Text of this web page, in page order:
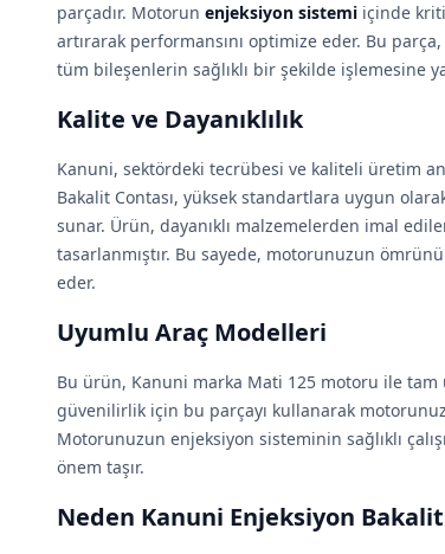
parçadır. Motorun enjeksiyon sistemi içinde
artırarak performansını optimize eder. Bu
tüm bileşenlerin sağlıklı bir şekilde işlemesine
Kalite ve Dayanıklılık
Kanuni, sektördeki tecrübesi ve kaliteli üretim
Bakalit Contası, yüksek standartlara uygun
sunar. Ürün, dayanıklı malzemelerden imal
tasarlanmıştır. Bu sayede, motorunuzun
eder.
Uyumlu Araç Modelleri
Bu ürün, Kanuni marka Mati 125 motoru ile
güvenilirlik için bu parçayı kullanarak
Motorunuzun enjeksiyon sisteminin sağlıklı
önem taşır.
Neden Kanuni Enjeksiyon